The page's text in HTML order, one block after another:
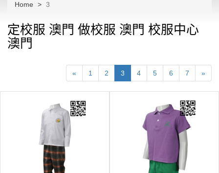
Home 3
定校服 澳門 做校服 澳門 校服中心
澳門
« 1 2 3 4 5 6 7 »